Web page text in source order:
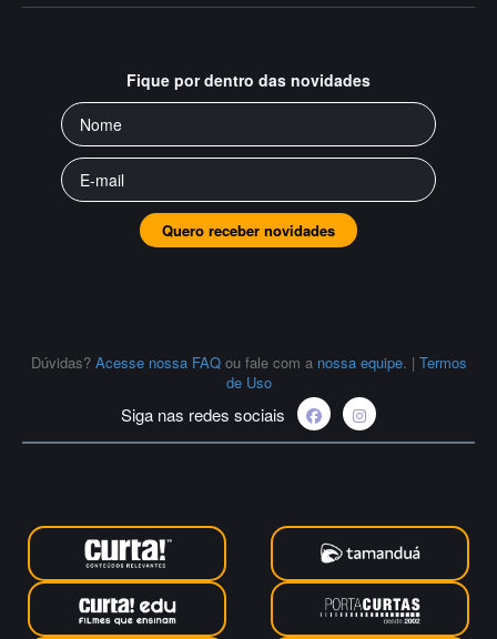
Fique por dentro das novidades
Quero receber novidades
Dúvidas? Acesse nossa FAQ ou fale com a nossa equipe. | Termos
de Uso
Siga nas redes sociais